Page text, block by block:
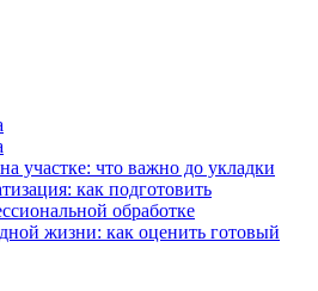
участке: что важно до укладки
как подготовить
обработке
жизни: как оценить готовый